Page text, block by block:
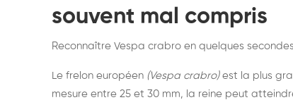
souvent mal compris
Reconnaître Vespa crabro en quelques secondes
Le frelon européen (Vespa crabro)est la plus
mesure entre 25 et 30 mm, la reine peut